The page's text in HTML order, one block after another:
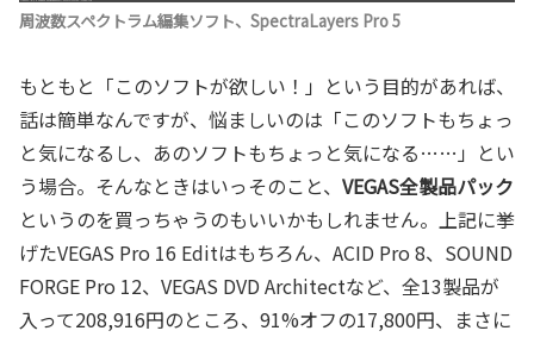
周波数スペクトラム編集ソフト、SpectraLayers Pro 5
もともと「このソフトが欲しい！」という目的があれば、
話は簡単なんですが、悩ましいのは「このソフトもちょっ
と気になるし、あのソフトもちょっと気になる……」とい
う場合。そんなときはいっそのこと、 VEGAS全製品パック
というのを買っちゃうのもいいかもしれません。上記に挙
げたVEGAS Pro 16 Editはもちろん、ACID Pro 8、SOUND
FORGE Pro 12、VEGAS DVD Architectなど、全13製品が
入って208,916円のところ、91%オフの17,800円、まさに